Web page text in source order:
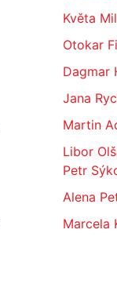
Květa
Otokar
Dagmar
Jana
Martin
Libor
Petr
Alena
Marcela